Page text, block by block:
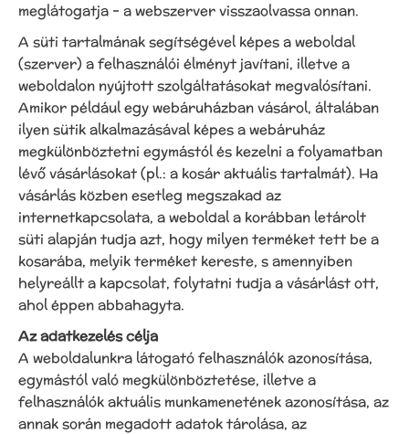
meglátogatja – a webszerver visszaolvassa onnan.
A süti tartalmának segítségével képes a weboldal
(szerver) a felhasználói élményt javítani, illetve a
weboldalon nyújtott szolgáltatásokat megvalósítani.
Amikor például egy webáruházban vásárol, általában
ilyen sütik alkalmazásával képes a webáruház
megkülönböztetni egymástól és kezelni a folyamatban
lévő vásárlásokat (pl.: a kosár aktuális tartalmát). Ha
vásárlás közben esetleg megszakad az
internetkapcsolata, a weboldal a korábban letárolt
süti alapján tudja azt, hogy milyen terméket tett be a
kosarába, melyik terméket kereste, s amennyiben
helyreállt a kapcsolat, folytatni tudja a vásárlást ott,
ahol éppen abbahagyta.
Az adatkezelés célja
A weboldalunkra látogató felhasználók azonosítása,
egymástól való megkülönböztetése, illetve a
felhasználók aktuális munkamenetének azonosítása, az
annak során megadott adatok tárolása, az